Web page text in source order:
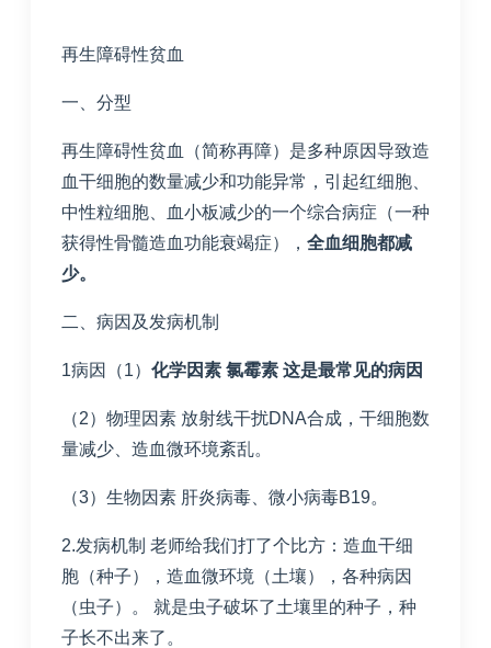
再生障碍性贫血
一、分型
再生障碍性贫血（简称再障）是多种原因导致造
血干细胞的数量减少和功能异常，引起红细胞、
中性粒细胞、血小板减少的一个综合病症（一种
获得性骨髓造血功能衰竭症）， 全血细胞都减
少。
二、病因及发病机制
1病因（1） 化学因素 氯霉素 这是最常见的病因
（2）物理因素 放射线干扰DNA合成，干细胞数
量减少、造血微环境紊乱。
（3）生物因素 肝炎病毒、微小病毒B19。
2.发病机制 老师给我们打了个比方：造血干细
胞（种子），造血微环境（土壤），各种病因
（虫子）。 就是虫子破坏了土壤里的种子，种
子长不出来了。